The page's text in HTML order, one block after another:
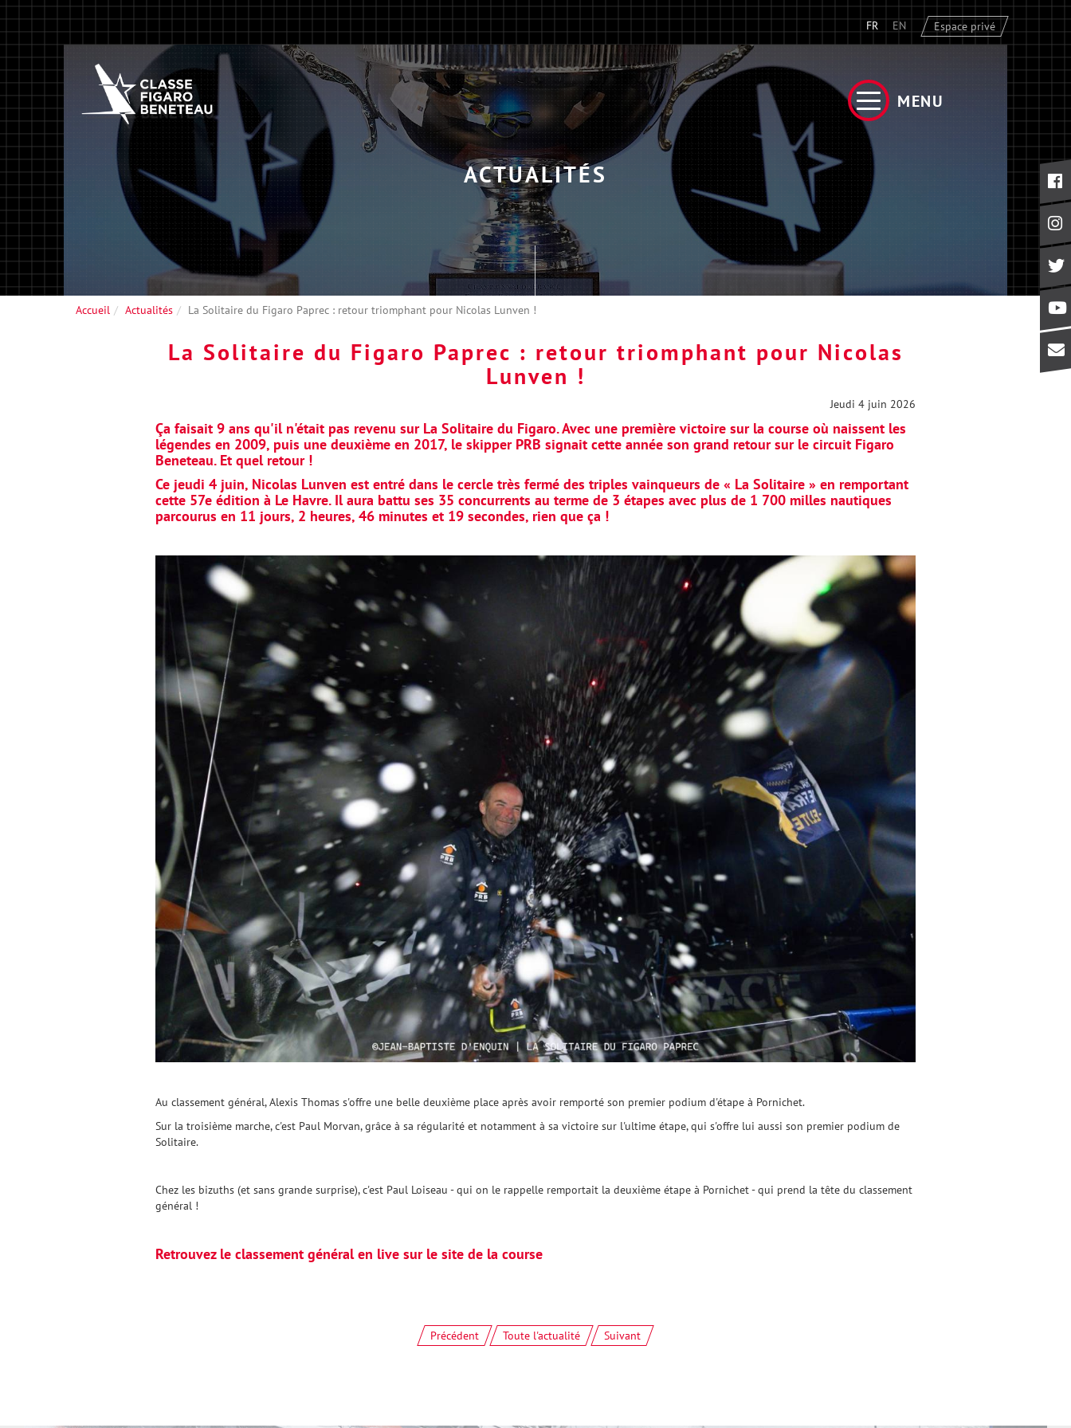
FR EN Espace privé
MENU
ACTUALITÉS
Accueil Actualités La Solitaire du Figaro Paprec : retour triomphant pour Nicolas Lunven !
La Solitaire du Figaro Paprec : retour triomphant pour Nicolas
Lunven !
Jeudi 4 juin 2026
Ça faisait 9 ans qu'il n'était pas revenu sur La Solitaire du Figaro. Avec une première victoire sur la course où naissent les
légendes en 2009, puis une deuxième en 2017, le skipper PRB signait cette année son grand retour sur le circuit Figaro
Beneteau. Et quel retour !
Ce jeudi 4 juin, Nicolas Lunven est entré dans le cercle très fermé des triples vainqueurs de « La Solitaire » en remportant
cette 57e édition à Le Havre. Il aura battu ses 35 concurrents au terme de 3 étapes avec plus de 1 700 milles nautiques
parcourus en 11 jours, 2 heures, 46 minutes et 19 secondes, rien que ça !
Au classement général, Alexis Thomas s'offre une belle deuxième place après avoir remporté son premier podium d'étape à Pornichet.
Sur la troisième marche, c'est Paul Morvan, grâce à sa régularité et notamment à sa victoire sur l'ultime étape, qui s'offre lui aussi son premier podium de
Solitaire.
Chez les bizuths (et sans grande surprise), c'est Paul Loiseau - qui on le rappelle remportait la deuxième étape à Pornichet - qui prend la tête du classement
général !
Retrouvez le classement général en live sur le site de la course
Précédent Toute l'actualité Suivant